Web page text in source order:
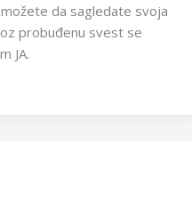
da sagledate svoja
probuđenu svest se
JA.